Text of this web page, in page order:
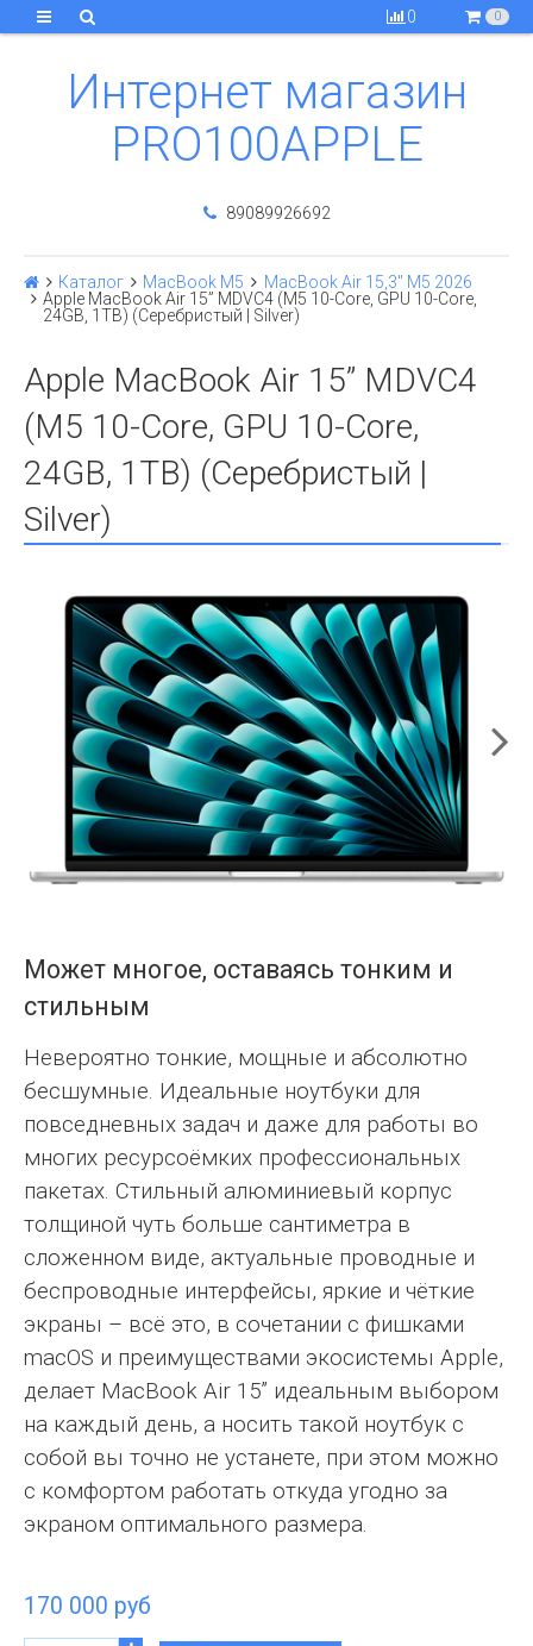
0 0
Интернет магазин
PRO100APPLE
89089926692
Каталог MacBook M5
MacBook Air 15,3" M5 2026
Apple MacBook Air 15” MDVC4 (M5 10-Core, GPU 10-Core,
24GB, 1TB) (Серебристый | Silver)
Apple MacBook Air 15” MDVC4
(M5 10-Core, GPU 10-Core,
24GB, 1TB) (Серебристый |
Silver)
Может многое, оставаясь тонким и
стильным
Невероятно тонкие, мощные и абсолютно
бесшумные. Идеальные ноутбуки для
повседневных задач и даже для работы во
многих ресурсоёмких профессиональных
пакетах. Стильный алюминиевый корпус
толщиной чуть больше сантиметра в
сложенном виде, актуальные проводные и
беспроводные интерфейсы, яркие и чёткие
экраны – всё это, в сочетании с фишками
macOS и преимуществами экосистемы Apple,
делает MacBook Air 15” идеальным выбором
на каждый день, а носить такой ноутбук с
собой вы точно не устанете, при этом можно
с комфортом работать откуда угодно за
экраном оптимального размера.
170 000 руб